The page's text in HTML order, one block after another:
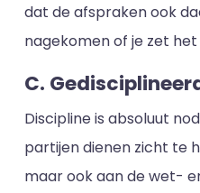
dat de afspraken ook
nagekomen of je zet
C.
Discipline is absoluut
partijen dienen zicht te
maar ook aan de wet-